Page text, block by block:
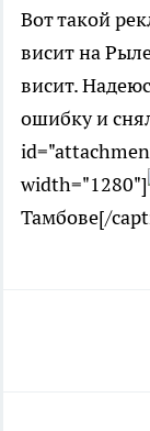
Вот такой
висит на
висит.
ошибку и
width="1280"]
Тамбове[/